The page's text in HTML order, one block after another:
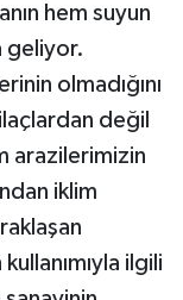
hem suyun
geliyor.
olmadığını
değil
arazilerimizin
iklim
ilgili